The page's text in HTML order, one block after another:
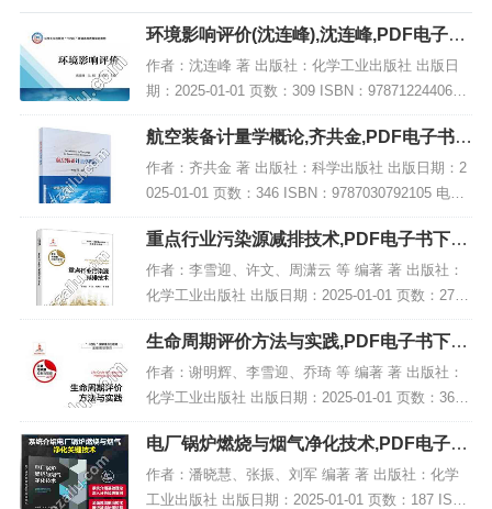
环境影响评价(沈连峰),沈连峰,PDF电子书
下载,网盘资源
作者：沈连峰 著 出版社：化学工业出版社 出版日
期：2025-01-01 页数：309 ISBN：9787122440617
电子书大小：208MB [高清扫描版PDF格式] 内容简
介 教材...
航空装备计量学概论,齐共金,PDF电子书下
载,网盘资源
作者：齐共金 著 出版社：科学出版社 出版日期：2
025-01-01 页数：346 ISBN：9787030792105 电子
书大小：198MB [高清扫描版PDF格式] 内容简介 该
书名为...
重点行业污染源减排技术,PDF电子书下载,
网盘资源
作者：李雪迎、许文、周潇云 等 编著 著 出版社：
化学工业出版社 出版日期：2025-01-01 页数：278 I
SBN：9787122458193 电子书大小：210MB [高清
扫描版PDF...
生命周期评价方法与实践,PDF电子书下载,
网盘资源
作者：谢明辉、李雪迎、乔琦 等 编著 著 出版社：
化学工业出版社 出版日期：2025-01-01 页数：365 I
SBN：9787122428387 电子书大小：215MB [高清
扫描版PDF...
电厂锅炉燃烧与烟气净化技术,PDF电子书
网盘下载
作者：潘晓慧、张振、刘军 编著 著 出版社：化学
工业出版社 出版日期：2025-01-01 页数：187 ISB